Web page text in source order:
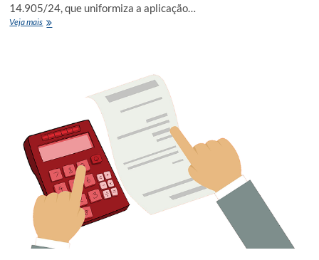
14.905/24, que uniformiza a aplicação…
Veja maisNova
taxa
convencionada